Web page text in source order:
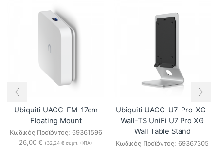
Ubiquiti UACC-FM-17cm
Floating Mount
Κωδικός Προϊόντος: 69361596
26,00 € (32,24 € συμπ. ΦΠΑ)
Ubiquiti UACC-U7-Pro-XG-
Wall-TS UniFi U7 Pro XG
Wall Table Stand
Κωδικός Προϊόντος: 69367305